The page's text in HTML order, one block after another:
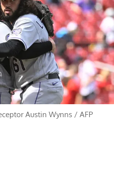
Austin Wynns / AFP